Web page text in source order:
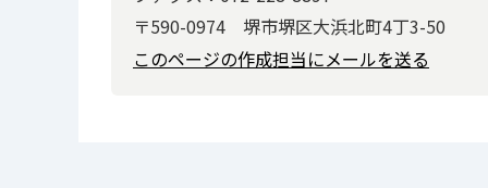
〒590-0974 堺市堺区大浜北町4丁3-50
このページの作成担当にメールを送る